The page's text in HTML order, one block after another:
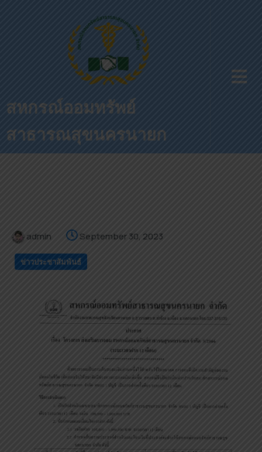
สหกรณ์ออมทรัพย์
สาธารณสุขนครนายก
admin September 30, 2023
ข่าวประชาสัมพันธ์